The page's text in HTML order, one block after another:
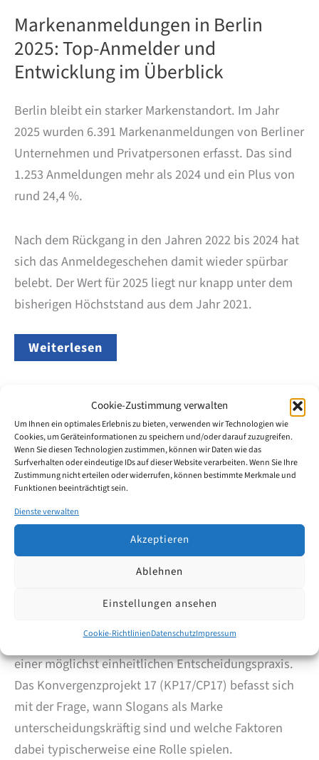
Cookie-Zustimmung verwalten
Um Ihnen ein optimales Erlebnis zu bieten, verwenden wir Technologien wie
Cookies, um Geräteinformationen zu speichern und/oder darauf zuzugreifen.
Wenn Sie diesen Technologien zustimmen, können wir Daten wie das
Surfverhalten oder eindeutige IDs auf dieser Website verarbeiten. Wenn Sie Ihre
Zustimmung nicht erteilen oder widerrufen, können bestimmte Merkmale und
Funktionen beeinträchtigt sein.
Dienste verwalten
Akzeptieren
Ablehnen
Einstellungen ansehen
Cookie-RichtlinienDatenschutzImpressum
Markenanmeldungen in Berlin
2025: Top-Anmelder und
Entwicklung im Überblick
Berlin bleibt ein starker Markenstandort. Im Jahr
2025 wurden 6.391 Markenanmeldungen von Berliner
Unternehmen und Privatpersonen erfasst. Das sind
1.253 Anmeldungen mehr als 2024 und ein Plus von
rund 24,4 %.
Nach dem Rückgang in den Jahren 2022 bis 2024 hat
sich das Anmeldegeschehen damit wieder spürbar
belebt. Der Wert für 2025 liegt nur knapp unter dem
bisherigen Höchststand aus dem Jahr 2021.
Markenanmeldungen
in
und
Entwicklung
im
Überblick
Weiterlesen
Feb.
18
2026
Unterscheidungskraft von Slogans
– DPMA setzt Gemeinsame Praxis
ab 16.02.2026 um
EUIPO arbeiten seit 2012 in Konvergenzprojekten an
einer möglichst einheitlichen Entscheidungspraxis.
Das Konvergenzprojekt 17 (KP17/CP17) befasst sich
mit der Frage, wann Slogans als Marke
unterscheidungskräftig sind und welche Faktoren
dabei typischerweise eine Rolle spielen.